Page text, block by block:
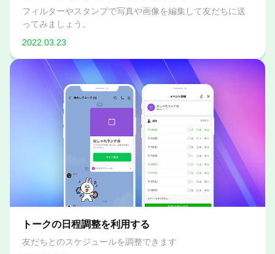
フィルターやスタンプで写真や画像を編集して友だちに送
ってみましょう。
2022.03.23
トークの日程調整を利用する
友だちとのスケジュールを調整できます